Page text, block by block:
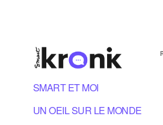
SMART ET MOI
UN OEIL SUR LE MONDE